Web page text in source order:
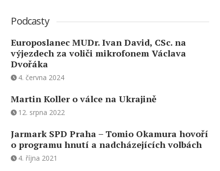
Podcasty
Europoslanec MUDr. Ivan David, CSc. na
výjezdech za voliči mikrofonem Václava
Dvořáka
4. června 2024
Martin Koller o válce na Ukrajině
12. srpna 2022
Jarmark SPD Praha – Tomio Okamura hovoří
o programu hnutí a nadcházejících volbách
4. října 2021